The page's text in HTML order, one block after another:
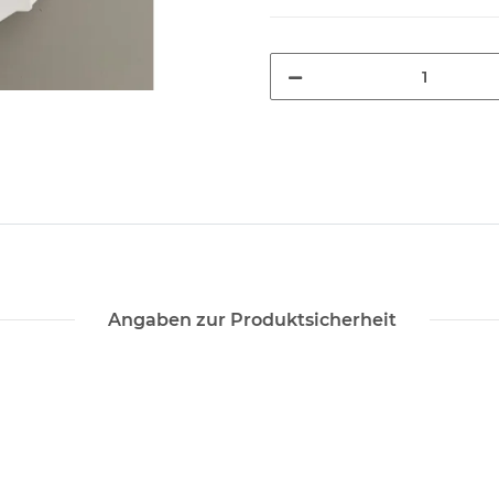
Angaben zur Produktsicherheit